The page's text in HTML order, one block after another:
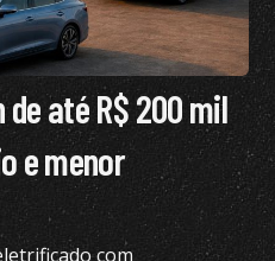
até R$ 200 mil
e menor
com